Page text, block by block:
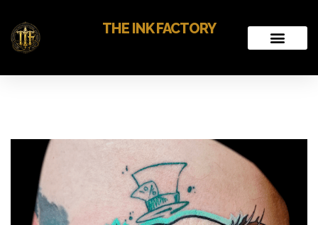
THE INK FACTORY